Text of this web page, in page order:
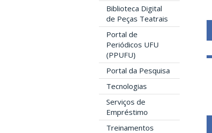
Biblioteca Digital
de Peças Teatrais
Portal de
Periódicos UFU
(PPUFU)
Portal da Pesquisa
Tecnologias
Serviços de
Empréstimo
Treinamentos